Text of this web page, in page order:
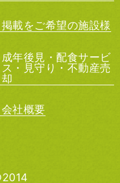
掲載をご希望の施設様
成年後見・配食サービ
ス・見守り・不動産売
却
会社概要